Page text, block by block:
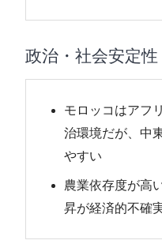
政治・社会安定性
モロッコはアフ
治環境だが、中
やすい
農業依存度が高
昇が経済的不確